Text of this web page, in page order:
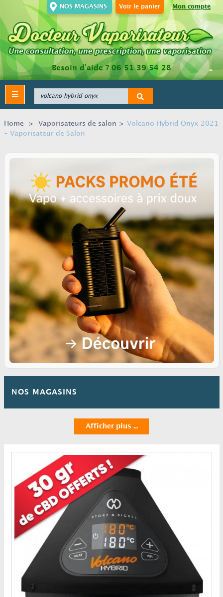
Mon compte
Voir le panier
NOS MAGASINS
Besoin d’aide ?06 51 39 54 28
Toggle
navigation
Home > Vaporisateurs de salon > Volcano Hybrid Onyx 2021
- Vaporisateur de Salon
NOS MAGASINS
Afficher plus ...